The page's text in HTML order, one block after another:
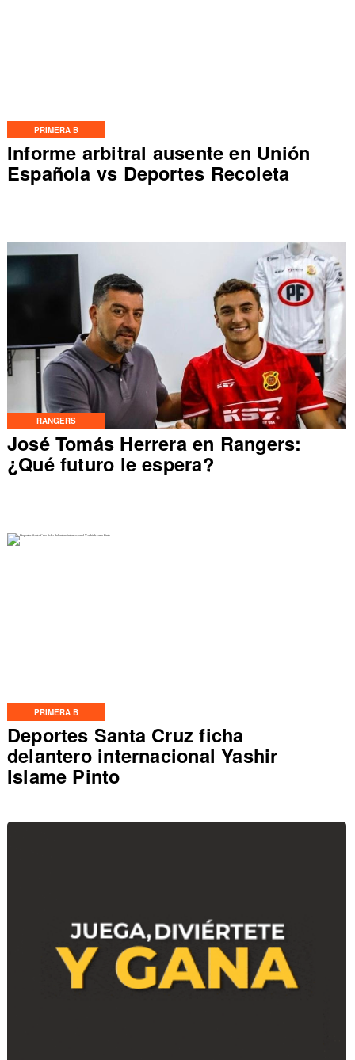
PRIMERA B
Informe arbitral ausente en Unión
Española vs Deportes Recoleta
RANGERS
José Tomás Herrera en Rangers:
¿Qué futuro le espera?
PRIMERA B
Deportes Santa Cruz ficha
delantero internacional Yashir
Islame Pinto